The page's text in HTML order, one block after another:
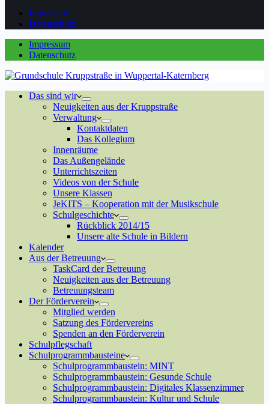
Impressum
Datenschutz
Impressum
Datenschutz
Das sind wir
Neuigkeiten aus der Kruppstraße
Verwaltung
Kontaktdaten
Das Kollegium
Innenräume
Das Außengelände
Unterrichtszeiten
Videos von der Schule
Unsere Klassen
JeKITS – Kooperation mit der Musikschule
Schulgeschichte
Rückblick 2014/15
Unsere alte Schule in Bildern
Kalender
Aus der Betreuung
TaskCard der Betreuung
Neuigkeiten aus der Betreuung
Betreuungsteam
Der Förderverein
Mitglied werden
Satzung des Fördervereins
Spenden an den Förderverein
Schulpflegschaft
Schulprogrammbausteine
Schulprogrammbaustein: MINT
Schulprogrammbaustein: Gesunde Schule
Schulprogrammbaustein: Digitales Klassenzimmer
Schulprogrammbaustein: Kultur und Schule